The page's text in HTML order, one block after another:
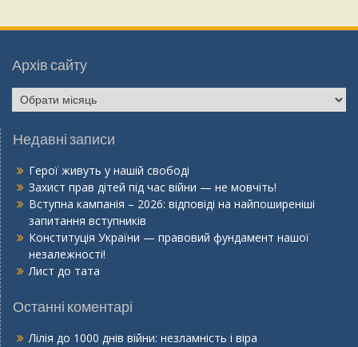
Архів сайту
Архів
сайту
Недавні записи
Герої живуть у нашій свободі
Захист прав дітей під час війни — не мовчіть!
Вступна кампанія – 2026: відповіді на найпоширеніші
запитання вступників
Конституція України — правовий фундамент нашої
незалежності!
Лист до тата
Останні коментарі
Лілія до 1000 днів війни: незламність і віра